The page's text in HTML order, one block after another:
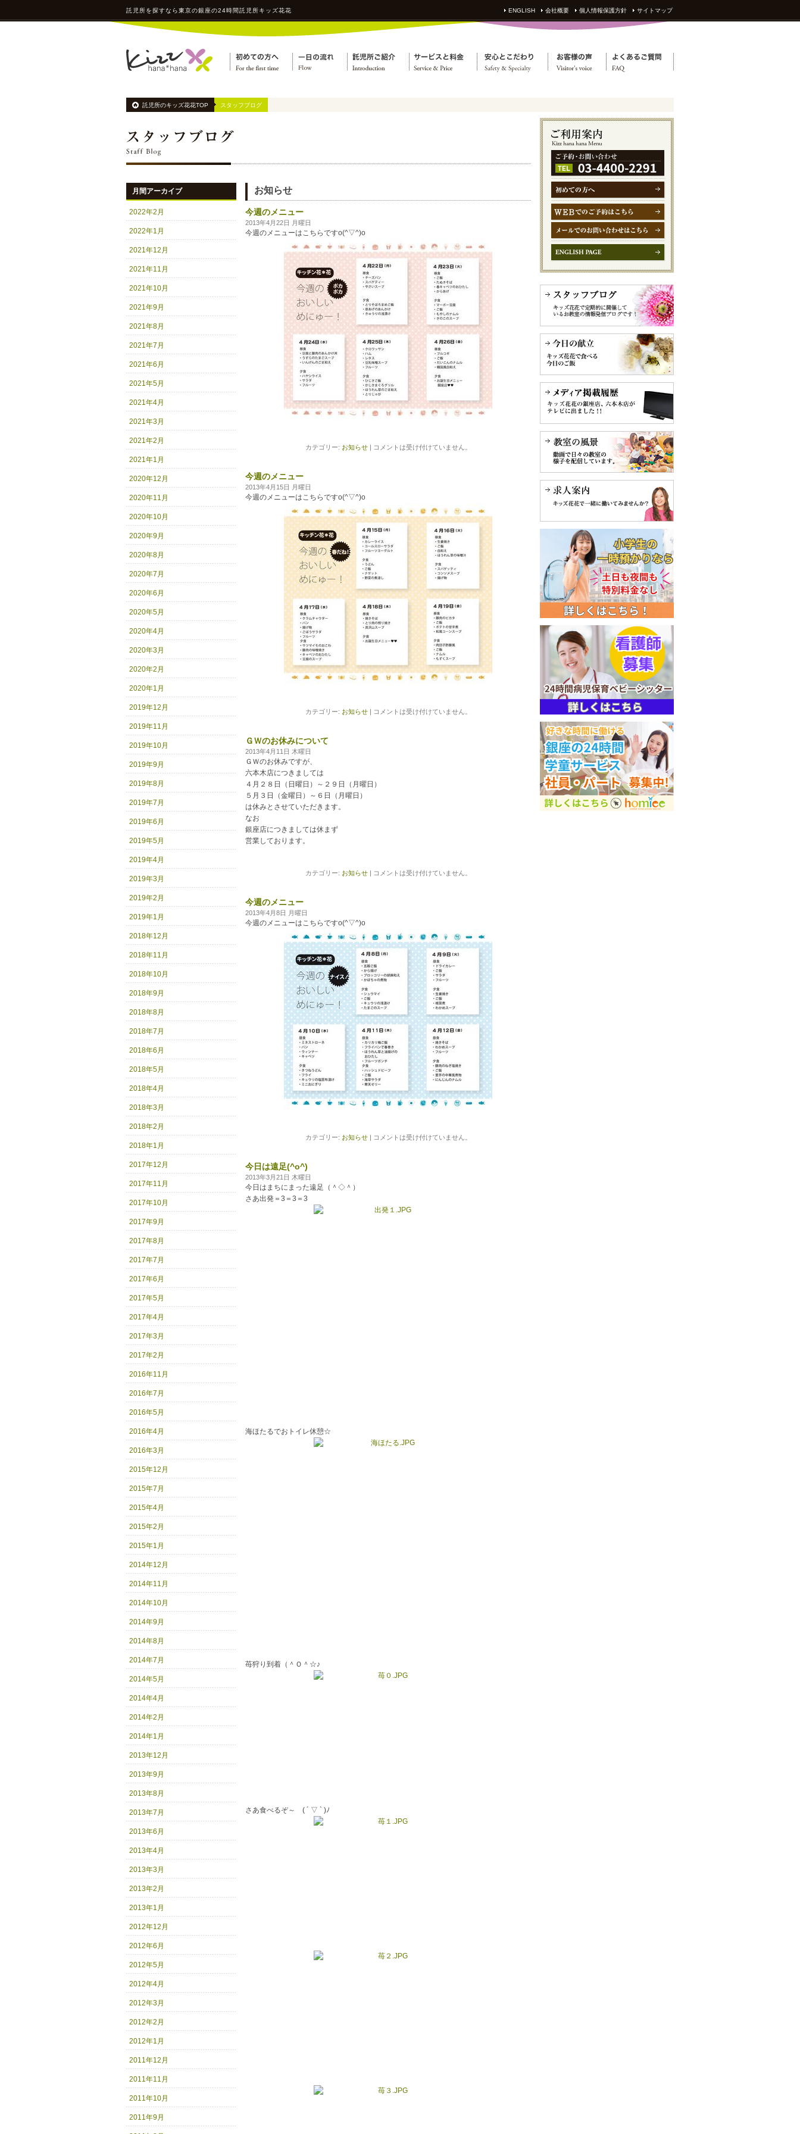
託児所を探すなら東京の銀座の24時間託児所キッズ花花 ENGLISH 会社概要 個人情報保護方針 サイトマップ
託児所のキッズ花花TOP スタッフブログ
月間アーカイブ
2022年2月
2022年1月
2021年12月
2021年11月
2021年10月
2021年9月
2021年8月
2021年7月
2021年6月
2021年5月
2021年4月
2021年3月
2021年2月
2021年1月
2020年12月
2020年11月
2020年10月
2020年9月
2020年8月
2020年7月
2020年6月
2020年5月
2020年4月
2020年3月
2020年2月
2020年1月
2019年12月
2019年11月
2019年10月
2019年9月
2019年8月
2019年7月
2019年6月
2019年5月
2019年4月
2019年3月
2019年2月
2019年1月
2018年12月
2018年11月
2018年10月
2018年9月
2018年8月
2018年7月
2018年6月
2018年5月
2018年4月
2018年3月
2018年2月
2018年1月
2017年12月
2017年11月
2017年10月
2017年9月
2017年8月
2017年7月
2017年6月
2017年5月
2017年4月
2017年3月
2017年2月
2016年11月
2016年7月
2016年5月
2016年4月
2016年3月
2015年12月
2015年7月
2015年4月
2015年2月
2015年1月
2014年12月
2014年11月
2014年10月
2014年9月
2014年8月
2014年7月
2014年5月
2014年4月
2014年2月
2014年1月
2013年12月
2013年9月
2013年8月
2013年7月
2013年6月
2013年4月
2013年3月
2013年2月
2013年1月
2012年12月
2012年6月
2012年5月
2012年4月
2012年3月
2012年2月
2012年1月
2011年12月
2011年11月
2011年10月
2011年9月
お知らせ
今週のメニュー
2013年4月22日 月曜日
今週のメニューはこちらですo(^▽^)o
カテゴリー: お知らせ| コメントは受け付けていません。
今週のメニュー
2013年4月15日 月曜日
今週のメニューはこちらですo(^▽^)o
カテゴリー: お知らせ| コメントは受け付けていません。
ＧＷのお休みについて
2013年4月11日 木曜日
ＧＷのお休みですが、
六本木店につきましては
４月２８日（日曜日）～２９日（月曜日）
５月３日（金曜日）～６日（月曜日）
は休みとさせていただきます。
なお
銀座店につきましては休まず
営業しております。
カテゴリー: お知らせ| コメントは受け付けていません。
今週のメニュー
2013年4月8日 月曜日
今週のメニューはこちらですo(^▽^)o
カテゴリー: お知らせ| コメントは受け付けていません。
今日は遠足(^o^)
2013年3月21日 木曜日
今日はまちにまった遠足（＾◇＾）
さあ出発＝3＝3＝3
海ほたるでおトイレ休憩☆
苺狩り到着（＾Ｏ＾☆♪
さあ食べるぞ～ ( ´ ▽ ` )ﾉ